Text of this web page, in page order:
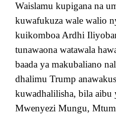
Waislamu kupigana na
kuwafukuza wale walio
kuikomboa Ardhi
tunawaona watawala
baada ya makubaliano
dhalimu Trump
kuwadhalilisha, bila aibu
Mwenyezi Mungu,